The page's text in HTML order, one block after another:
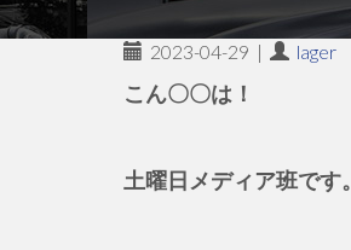
2023-04-29 | lager
こん〇〇は！
土曜日メディア班です。